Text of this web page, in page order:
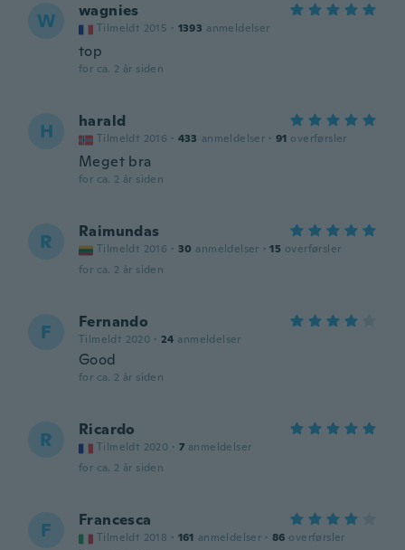
W wagnies
Tilmeldt 2015 · 1393 anmeldelser
top
for ca. 2 år siden
H harald
Tilmeldt 2016 · 433 anmeldelser · 91 overførsler
Meget bra
for ca. 2 år siden
R Raimundas
Tilmeldt 2016 · 30 anmeldelser · 15 overførsler
for ca. 2 år siden
F Fernando
Tilmeldt 2020 · 24 anmeldelser
Good
for ca. 2 år siden
R Ricardo
Tilmeldt 2020 · 7 anmeldelser
for ca. 2 år siden
F Francesca
Tilmeldt 2018 · 161 anmeldelser · 86 overførsler